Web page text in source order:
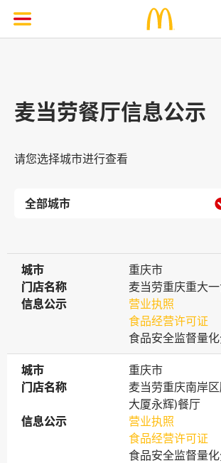
麦当劳餐厅信息公示
请您选择城市进行查看
城市
城市
重庆市
门店名称
门店名称
麦当劳重庆重大
信息公示
信息公示
营业执照
食品经营许可证
食品安全监督量
城市
城市
重庆市
门店名称
门店名称
麦当劳重庆南岸
大厦永辉)餐厅
信息公示
信息公示
营业执照
食品经营许可证
食品安全监督量